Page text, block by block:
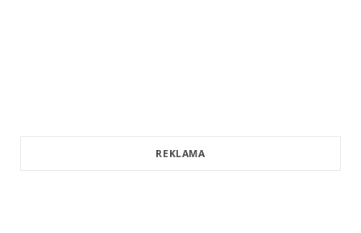
REKLAMA